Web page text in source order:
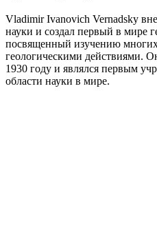
Vladimir Ivanovich Vernadsky
науки и создал первый в мире
посвященный изучению
геологическими действиями.
1930 году и являлся первым
области науки в мире.